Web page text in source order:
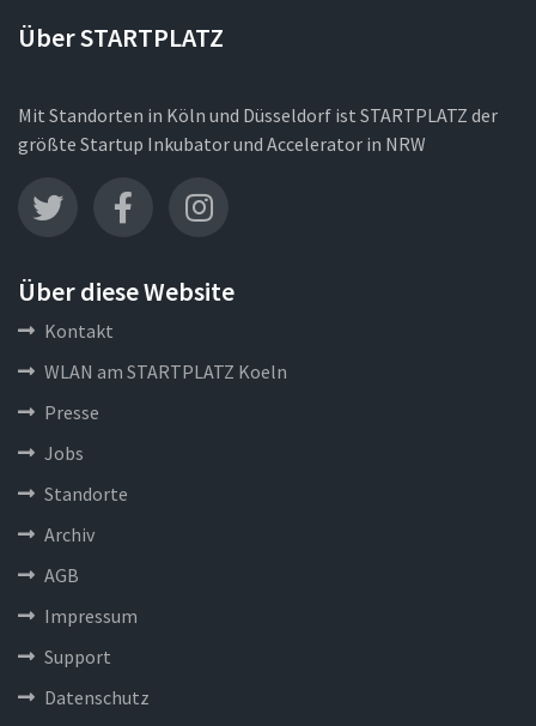
Über STARTPLATZ
Mit Standorten in Köln und Düsseldorf ist STARTPLATZ der
größte Startup Inkubator und Accelerator in NRW
Über diese Website
Kontakt
WLAN am STARTPLATZ Koeln
Presse
Jobs
Standorte
Archiv
AGB
Impressum
Support
Datenschutz